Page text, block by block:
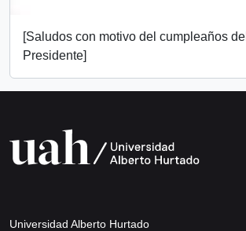
[Saludos con motivo del cumpleaños del
Presidente]
Universidad Alberto Hurtado